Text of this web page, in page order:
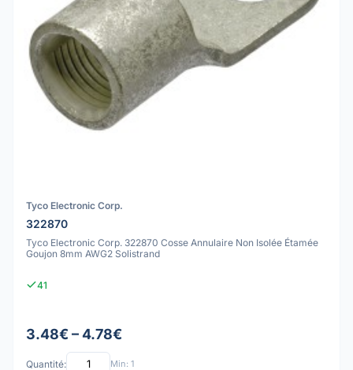
Tyco Electronic Corp.
322870
Tyco Electronic Corp. 322870 Cosse Annulaire Non Isolée Étamée
Goujon 8mm AWG2 Solistrand
41
3.48€ – 4.78€
Quantité: Min: 1